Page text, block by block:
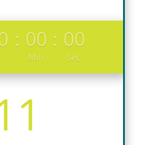
: 00
Min
: 00
Sec